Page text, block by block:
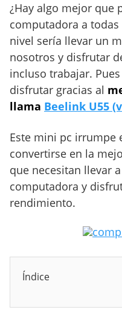
¿Hay algo mejor que
computadora a
nivel sería llevar un
nosotros y disfrutar
incluso trabajar.
disfrutar gracias al
llama Beelink U55
Este mini pc irrumpe
convertirse en la
que necesitan llevar
computadora y
rendimiento.
Índice